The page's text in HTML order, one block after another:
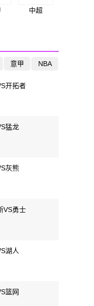
中超
意甲 NBA
开拓者
猛龙
灰熊
VS勇士
湖人
篮网